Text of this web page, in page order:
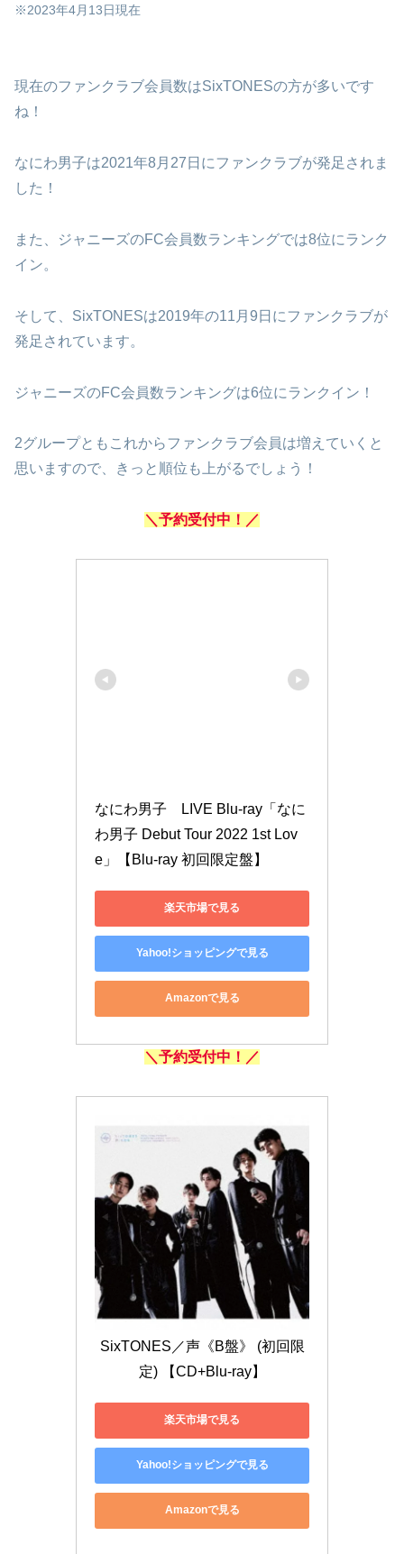
※2023年4月13日現在
現在のファンクラブ会員数はSixTONESの方が多いです
ね！
なにわ男子は2021年8月27日にファンクラブが発足されま
した！
また、ジャニーズのFC会員数ランキングでは8位にランク
イン。
そして、SixTONESは2019年の11月9日にファンクラブが
発足されています。
ジャニーズのFC会員数ランキングは6位にランクイン！
2グループともこれからファンクラブ会員は増えていくと
思いますので、きっと順位も上がるでしょう！
＼予約受付中！／
なにわ男子　LIVE Blu-ray「なに
わ男子 Debut Tour 2022 1st Lov
e」【Blu-ray 初回限定盤】
楽天市場で見る
Yahoo!ショッピングで見る
Amazonで見る
＼予約受付中！／
SixTONES／声《B盤》 (初回限
定) 【CD+Blu-ray】
楽天市場で見る
Yahoo!ショッピングで見る
Amazonで見る